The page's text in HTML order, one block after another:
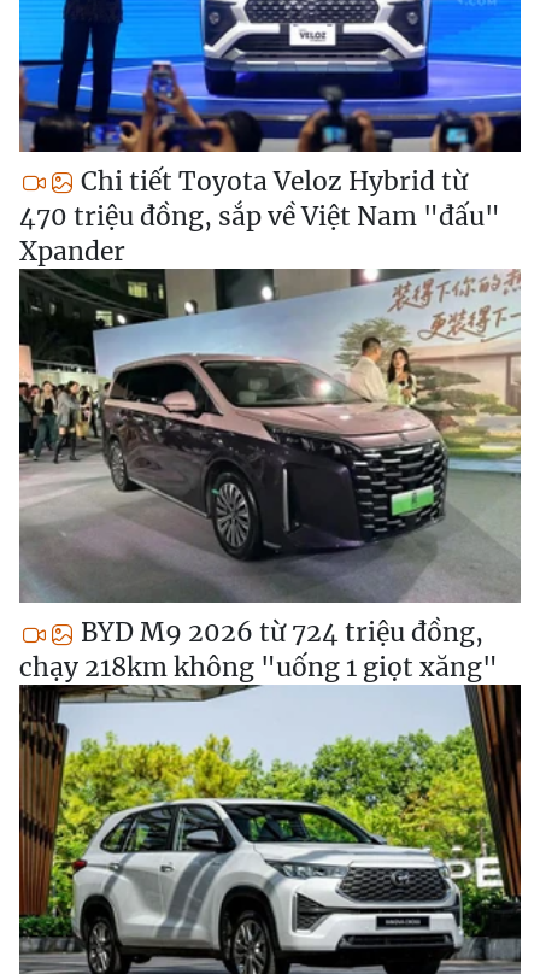
Chi tiết Toyota Veloz Hybrid từ
470 triệu đồng, sắp về Việt Nam "đấu"
Xpander
BYD M9 2026 từ 724 triệu đồng,
chạy 218km không "uống 1 giọt xăng"